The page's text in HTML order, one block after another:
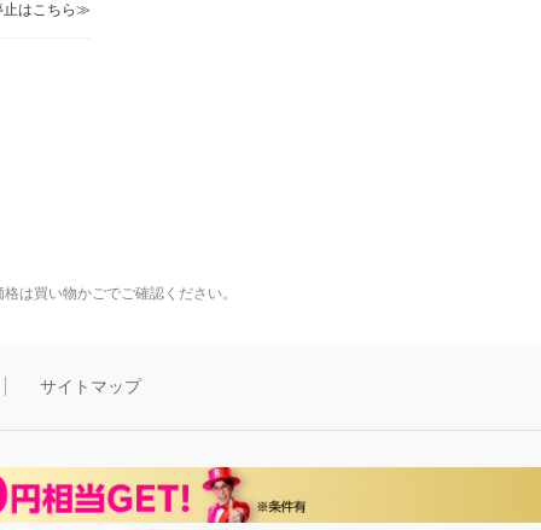
はこちら
は買い物かごでご確認ください。
サイトマップ